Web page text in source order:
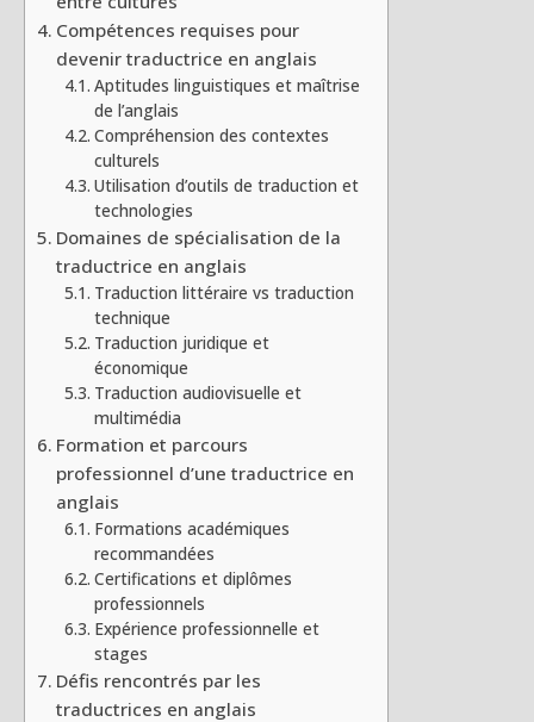
Compétences requises pour
devenir traductrice en anglais
Aptitudes linguistiques et maîtrise
de l’anglais
Compréhension des contextes
culturels
Utilisation d’outils de traduction et
technologies
Domaines de spécialisation de la
traductrice en anglais
Traduction littéraire vs traduction
technique
Traduction juridique et
économique
Traduction audiovisuelle et
multimédia
Formation et parcours
professionnel d’une traductrice en
anglais
Formations académiques
recommandées
Certifications et diplômes
professionnels
Expérience professionnelle et
stages
Défis rencontrés par les
traductrices en anglais